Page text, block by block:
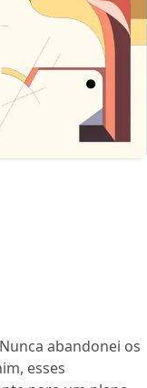
abandonei os
esses